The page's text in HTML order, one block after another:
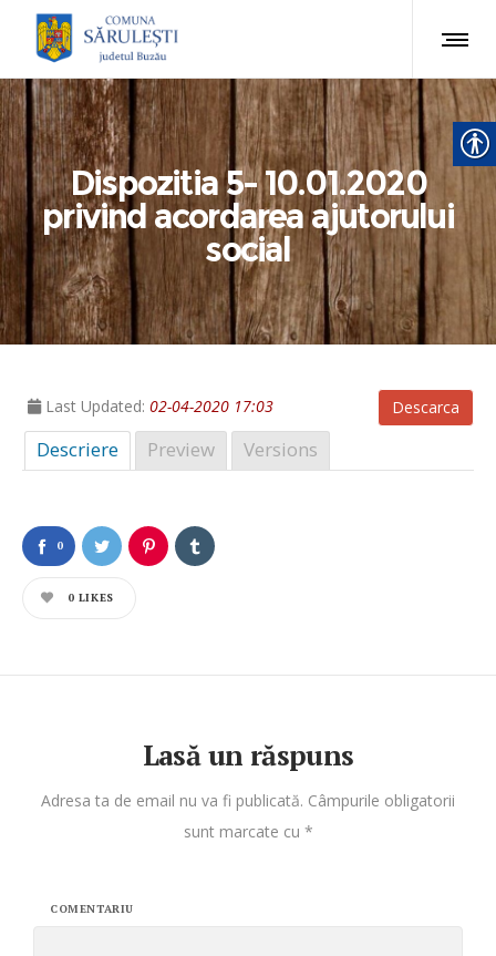
Dispozitia 5- 10.01.2020
privind acordarea ajutorului
social
Descarca
Last Updated: 02-04-2020 17:03
Descriere Preview Versions
0
0 LIKES
Lasă un răspuns
Adresa ta de email nu va fi publicată. Câmpurile obligatorii
sunt marcate cu *
COMENTARIU